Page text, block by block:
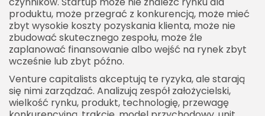
produktu, może przegrać z konkurencją, może mieć
zbyt wysokie koszty pozyskania klienta, może nie
zbudować skutecznego zespołu, może źle
zaplanować finansowanie albo wejść na rynek zbyt
wcześnie lub zbyt późno.
Venture capitalists akceptują te ryzyka, ale starają
się nimi zarządzać. Analizują zespół założycielski,
wielkość rynku, produkt, technologię, przewagę